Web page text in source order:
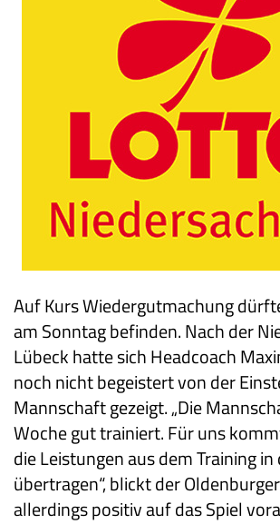
Auf Kurs Wiedergutmachung
am Sonntag befinden. Nach der
Lübeck hatte sich Headcoach
noch nicht begeistert von der
Mannschaft gezeigt. „Die
Woche gut trainiert. Für uns
die Leistungen aus dem Training in
übertragen“, blickt der
allerdings positiv auf das Spiel